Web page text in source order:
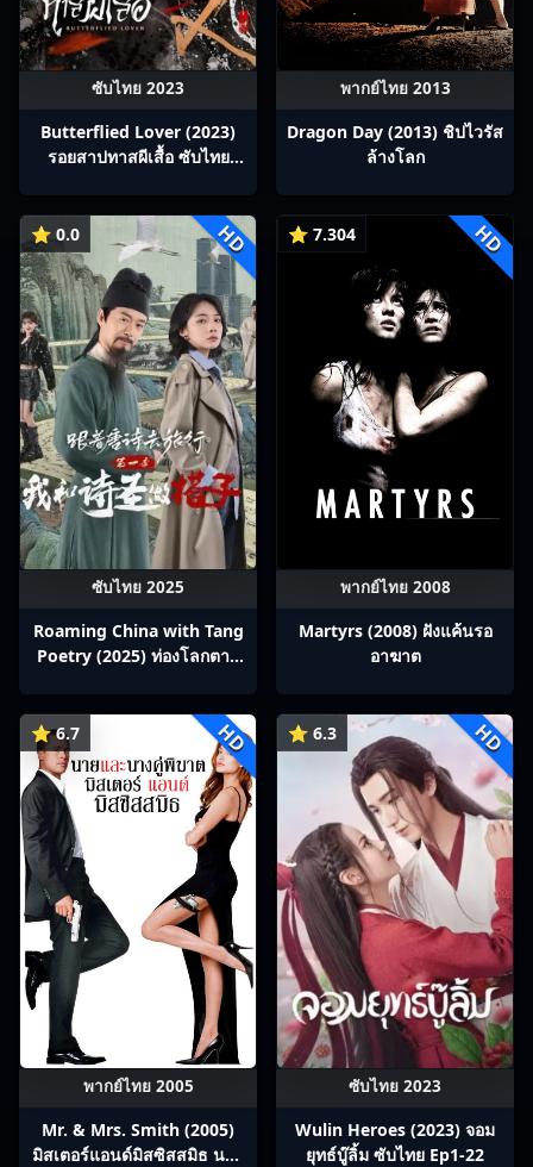
ซับไทย 2023
Butterflied Lover (2023)
รอยสาปทาสผีเสื้อ ซับไทย
พากย์ไทย 2013
Dragon Day (2013) ชิปไวรัส
ล้างโลก
⭐ 0.0 HD
ซับไทย 2025
Roaming China with Tang
Poetry (2025) ท่องโลกตาม
⭐ 7.304 HD
พากย์ไทย 2008
Martyrs (2008) ฝังแค้นรอ
อาฆาต
⭐ 6.7 HD
พากย์ไทย 2005
Mr. & Mrs. Smith (2005)
มิสเตอร์แอนด์มิสซิสสมิธ นาย
⭐ 6.3 HD
ซับไทย 2023
Wulin Heroes (2023) จอม
ยุทธ์บู๊ลิ้ม ซับไทย Ep1-22